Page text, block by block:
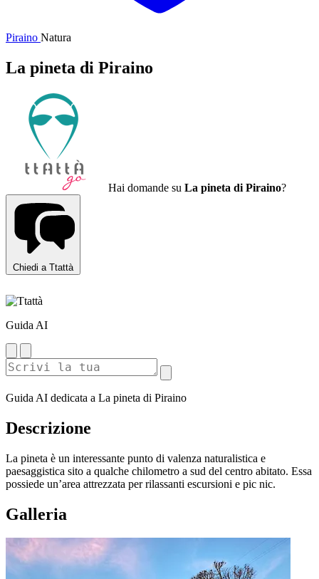
Piraino Natura
La pineta di Piraino
Hai domande su La pineta di Piraino?
Chiedi a Ttattà
Guida AI
Guida AI dedicata a La pineta di Piraino
Descrizione
La pineta è un interessante punto di valenza naturalistica e
paesaggistica sito a qualche chilometro a sud del centro abitato. Essa
possiede un’area attrezzata per rilassanti escursioni e pic nic.
Galleria